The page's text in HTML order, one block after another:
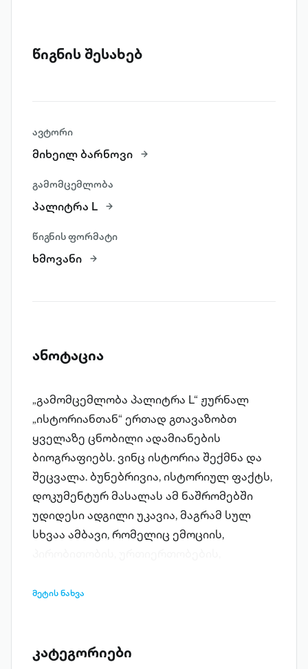
წიგნის შესახებ
ავტორი
მიხეილ ბარნოვი
გამომცემლობა
პალიტრა L
წიგნის ფორმატი
ხმოვანი
ანოტაცია
„გამომცემლობა პალიტრა L“ ჟურნალ
„ისტორიანთან“ ერთად გთავაზობთ
ყველაზე ცნობილი ადამიანების
ბიოგრაფიებს. ვინც ისტორია შექმნა და
შეცვალა. ბუნებრივია, ისტორიულ ფაქტს,
დოკუმენტურ მასალას ამ ნაშრომებში
უდიდესი ადგილი უკავია, მაგრამ სულ
სხვაა ამბავი, რომელიც ემოციის,
წინააღმდეგობებისა და, უბრალოდ,
თუმცა, პირიქითაც ხდება – ეპოქა, გარემო,
მეტის ნახვა
კატეგორიები